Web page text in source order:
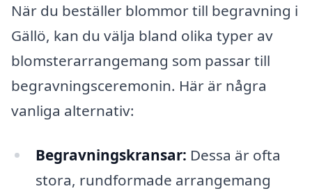
När du beställer blommor till begravning i
Gällö, kan du välja bland olika typer av
blomsterarrangemang som passar till
begravningsceremonin. Här är några
vanliga alternativ:
Begravningskransar: Dessa är ofta
stora, rundformade arrangemang